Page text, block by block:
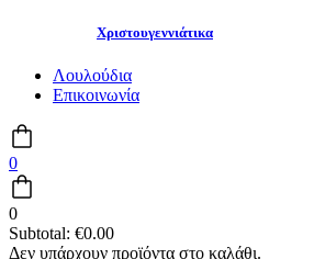
Χριστουγεννιάτικα
Λουλούδια
Επικοινωνία
0
0
Subtotal: €0.00